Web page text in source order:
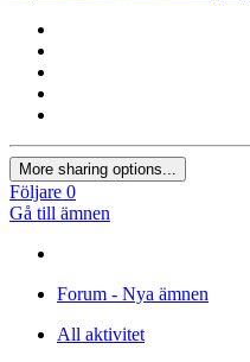
More sharing options...
Följare 0
Gå till ämnen
Forum - Nya ämnen
All aktivitet